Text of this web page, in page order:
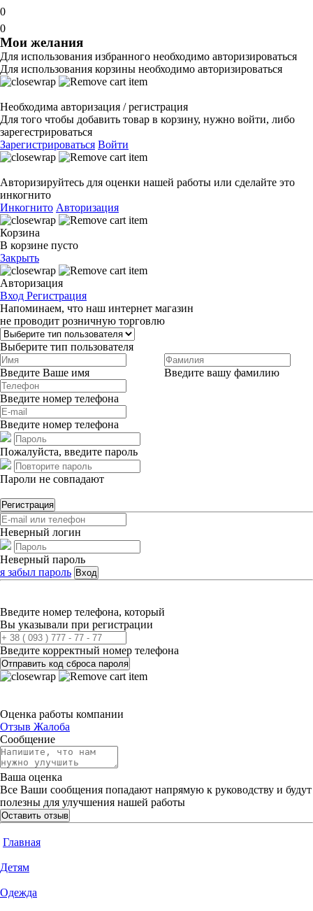
0
0
Мои желания
Для использования избранного необходимо авторизироваться
Для использования корзины необходимо авторизироваться
Необходима авторизация / регистрация
Для того чтобы добавить товар в корзину, нужно войти, либо
зарегестрироваться
Зарегистрироваться Войти
Авторизируйтесь для оценки нашей работы или сделайте это
инкогнито
Инкогнито Авторизация
Корзина
В корзине пусто
Закрыть
Авторизация
Вход Регистрация
Напоминаем, что наш интернет магазин
не проводит розничную торговлю
Выберите тип пользователя
Введите Ваше имя Введите вашу фамилию
Введите номер телефона
Введите номер телефона
Пожалуйста, введите пароль
Пароли не совпадают
Регистрация
Неверный логин
Неверный пароль
я забыл пароль Вход
Введите номер телефона, который
Вы указывали при регистрации
Введите корректный номер телефона
Отправить код сброса пароля
Оценка работы компании
Отзыв Жалоба
Сообщение
Ваша оценка
Все Ваши сообщения попадают напрямую к руководству и будут
полезны для улучшения нашей работы
Оставить отзыв
Главная
Детям
Одежда